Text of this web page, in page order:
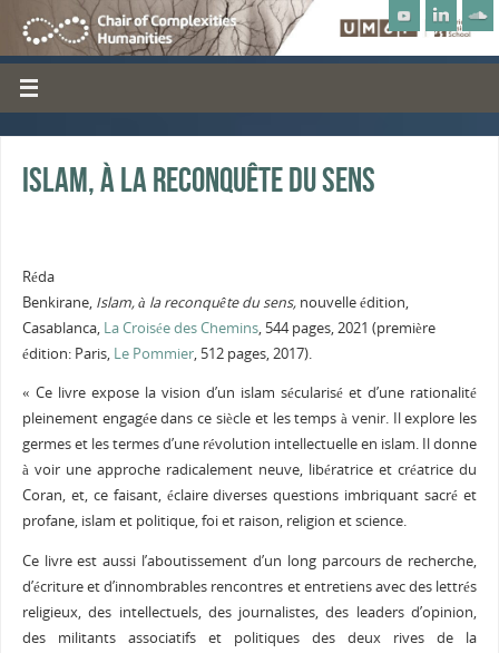
Islam, à la reconquête du sens
Réda
Benkirane, Islam, à la reconquête du sens, nouvelle édition,
Casablanca, La Croisée des Chemins, 544 pages, 2021 (première
édition: Paris, Le Pommier, 512 pages, 2017).
« Ce livre expose la vision d’un islam sécularisé et d’une rationalité
pleinement engagée dans ce siècle et les temps à venir. Il explore les
germes et les termes d’une révolution intellectuelle en islam. Il donne
à voir une approche radicalement neuve, libératrice et créatrice du
Coran, et, ce faisant, éclaire diverses questions imbriquant sacré et
profane, islam et politique, foi et raison, religion et science.
Ce livre est aussi l’aboutissement d’un long parcours de recherche,
d’écriture et d’innombrables rencontres et entretiens avec des lettrés
religieux, des intellectuels, des journalistes, des leaders d’opinion,
des militants associatifs et politiques des deux rives de la